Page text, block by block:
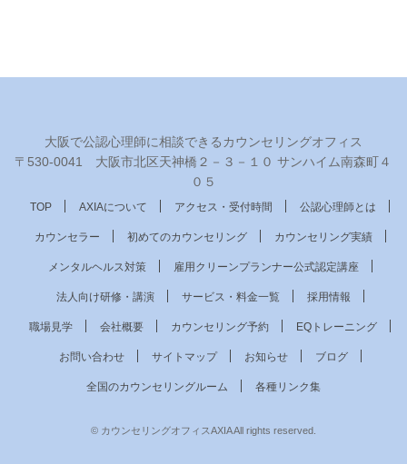
大阪で公認心理師に相談できるカウンセリングオフィス
〒530‐0041 大阪市北区天神橋２－３－１０ サンハイム南森町４
０５
TOP AXIAについて アクセス・受付時間 公認心理師とは
カウンセラー 初めてのカウンセリング カウンセリング実績
メンタルヘルス対策 雇用クリーンプランナー公式認定講座
法人向け研修・講演 サービス・料金一覧 採用情報
職場見学 会社概要 カウンセリング予約 EQトレーニング
お問い合わせ サイトマップ お知らせ ブログ
全国のカウンセリングルーム 各種リンク集
© カウンセリングオフィスAXIA All rights reserved.